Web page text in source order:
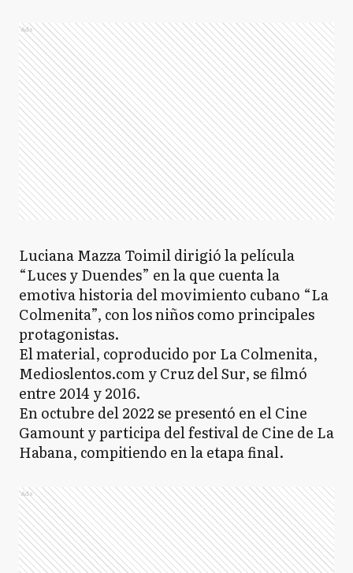
Ads
Luciana Mazza Toimil dirigió la película
“Luces y Duendes” en la que cuenta la
emotiva historia del movimiento cubano “La
Colmenita”, con los niños como principales
protagonistas.
El material, coproducido por La Colmenita,
Medioslentos.com y Cruz del Sur, se filmó
entre 2014 y 2016.
En octubre del 2022 se presentó en el Cine
Gamount y participa del festival de Cine de La
Habana, compitiendo en la etapa final.
Ads